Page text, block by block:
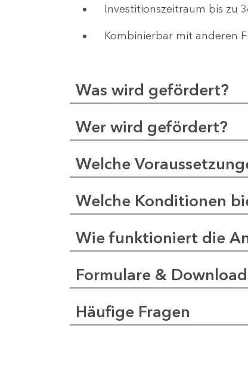
Investitionszeitraum bis zu
Kombinierbar mit anderen
Was wird gefördert?
Wer wird gefördert?
Welche
Welche Konditionen
Wie funktioniert die
Formulare &
Häufige Fragen